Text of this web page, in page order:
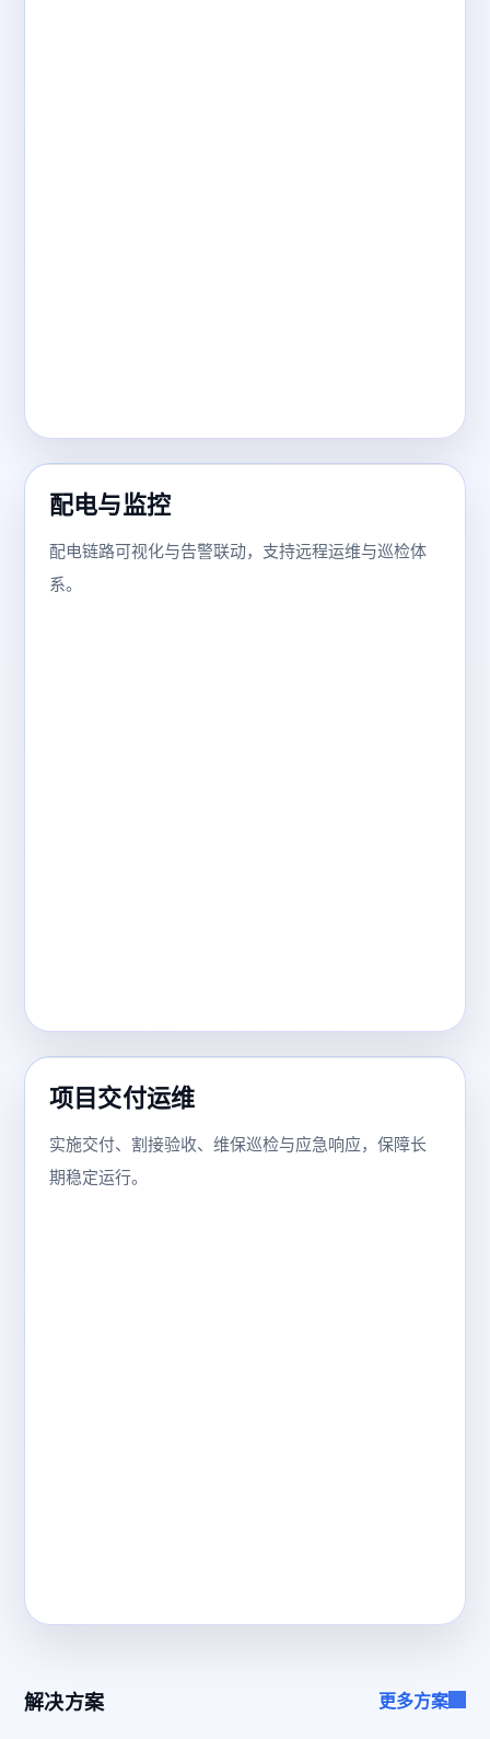
配电与监控
配电链路可视化与告警联动，支持远程运维与巡检体
系。
项目交付运维
实施交付、割接验收、维保巡检与应急响应，保障长
期稳定运行。
解决方案 更多方案